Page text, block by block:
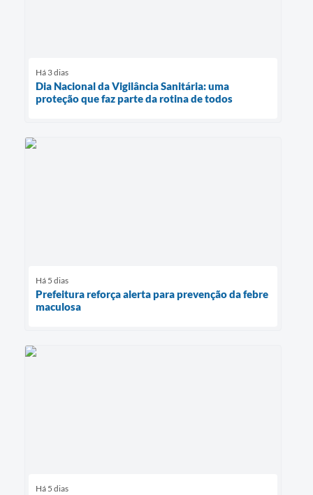
Há 3 dias
Dia Nacional da Vigilância Sanitária: uma
proteção que faz parte da rotina de todos
Há 5 dias
Prefeitura reforça alerta para prevenção da febre
maculosa
Há 5 dias